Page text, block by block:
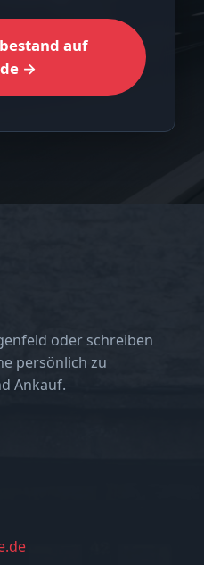
auf
→
oder schreiben
persönlich zu
Ankauf.